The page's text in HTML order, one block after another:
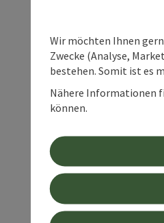
Wir möchten Ihnen
Zwecke (Analyse,
bestehen. Somit ist es
Nähere Informationen
können.